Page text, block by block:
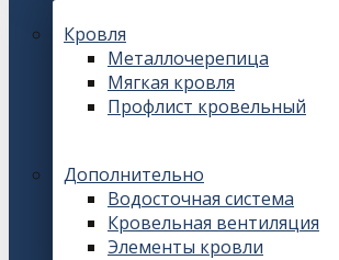
Кровля
Металлочерепица
Мягкая кровля
Профлист кровельный
Дополнительно
Водосточная система
Кровельная вентиляция
Элементы кровли